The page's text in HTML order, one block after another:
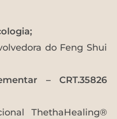
do Feng Shui
– CRT.35826
ThethaHealing®